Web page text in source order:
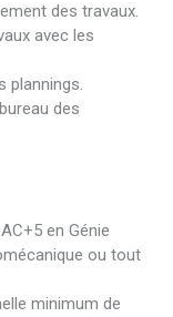
des travaux.
avec les
plannings.
des
en Génie
ou tout
minimum de